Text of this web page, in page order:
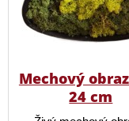
Mechový
24 cm